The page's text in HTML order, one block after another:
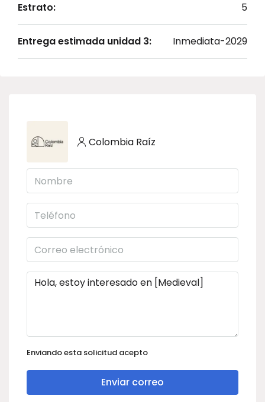
Estrato: 5
Entrega estimada unidad 3: Inmediata-2029
Colombia Raíz
Enviando esta solicitud acepto
Enviar correo